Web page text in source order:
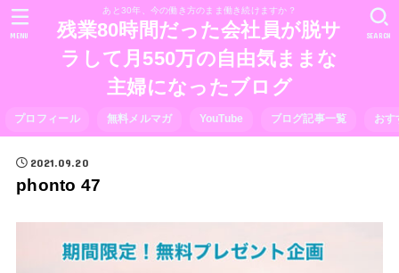
あと30年、今の働き方のまま働き続けますか？
残業80時間だった会社員が脱サ
ラして月550万の自由気ままな
主婦になったブログ
プロフィール 無料メルマガ YouTube ブログ記事一覧 おす
SEARCH
MENU
2021.09.20
phonto 47